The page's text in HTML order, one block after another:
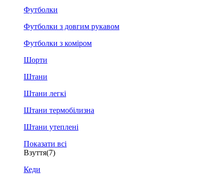
Футболки
Футболки з довгим рукавом
Футболки з коміром
Шорти
Штани
Штани легкі
Штани термобілизна
Штани утеплені
Показати всі
Взуття(7)
Кеди